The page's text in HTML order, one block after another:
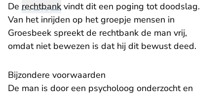
De rechtbank vindt dit een poging tot doodslag.
Van het inrijden op het groepje mensen in
Groesbeek spreekt de rechtbank de man vrij,
omdat niet bewezen is dat hij dit bewust deed.
Bijzondere voorwaarden
De man is door een psycholoog onderzocht en